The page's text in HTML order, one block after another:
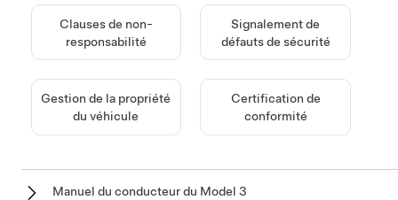
Clauses de non-
responsabilité
Signalement de
défauts de sécurité
Gestion de la propriété
du véhicule
Certification de
conformité
Manuel du conducteur du Model 3